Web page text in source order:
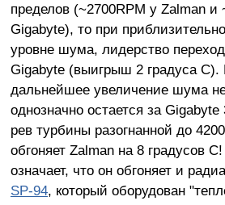
пределов (~2700RPM у Zalman и
Gigabyte), то при
уровне шума, лидерство
Gigabyte (выигрыш 2 градуса C).
дальнейшее увеличение шума не
однозначно остается за
рев турбины разогнанной до
обгоняет Zalman на 8 градусов
означает, что он обгоняет и
SP-94, который оборудован